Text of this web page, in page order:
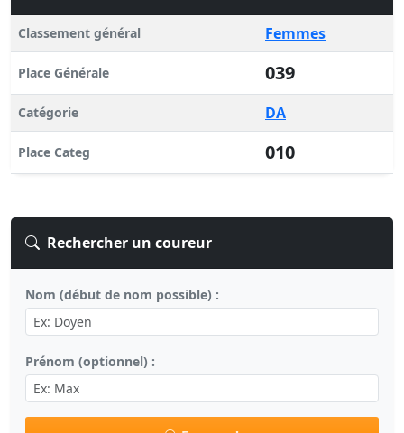
Classement général Femmes
Place Générale 039
Catégorie DA
Place Categ 010
Rechercher un coureur
Nom (début de nom possible) :
Prénom (optionnel) :